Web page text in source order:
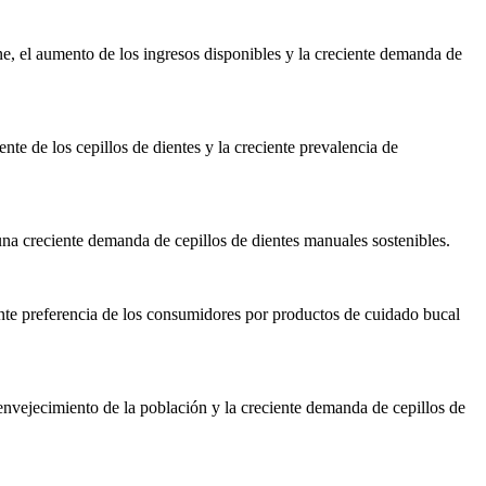
el aumento de los ingresos disponibles y la creciente demanda de
de los cepillos de dientes y la creciente prevalencia de
creciente demanda de cepillos de dientes manuales sostenibles.
preferencia de los consumidores por productos de cuidado bucal
de la población y la creciente demanda de cepillos de